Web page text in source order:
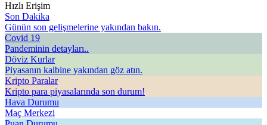
Hızlı Erişim
Son Dakika
Günün son gelişmelerine yakından bakın.
Covid 19
Pandeminin detayları..
Döviz Kurlar
Piyasanın kalbine yakından göz atın.
Kripto Paralar
Kripto para piyasalarında son durum!
Hava Durumu
Maç Merkezi